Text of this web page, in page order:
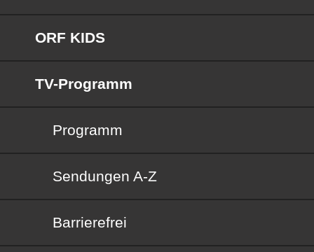
ORF KIDS
TV-Programm
Programm
Sendungen von A bis Z
Sendungen A-Z
Barrierefrei
Barrierefrei